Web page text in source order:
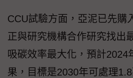
CCU試驗方面，亞泥已先購
正與研究機構合作研究找出
吸碳效率最大化，預計2024
果，目標是2030年可處理